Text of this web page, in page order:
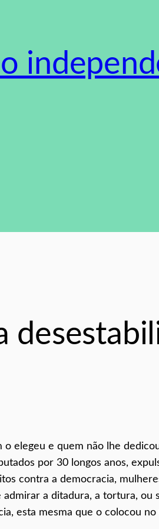
elegeu e quem não lhe
por 30 longos anos,
contra a democracia,
admirar a ditadura, a tortura, ou
esta mesma que o colocou no